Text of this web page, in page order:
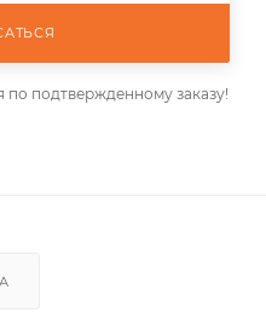
по подтвержденному заказу!